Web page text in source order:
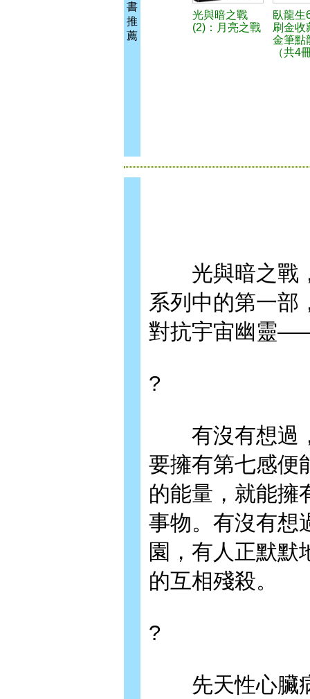
書
推
薦
光與暗之戰
(2)：月亮之戰
臥龍生
刷金收
金筆點
（共4
光與暗之戰，
系列中的第一部
對抗宇宙幽靈
?
有沒有想過，
要擁有第七感便
的能量，就能擁
事物。有沒有想
園，有人正默默
的互相殘殺。
?
先天性心臟病